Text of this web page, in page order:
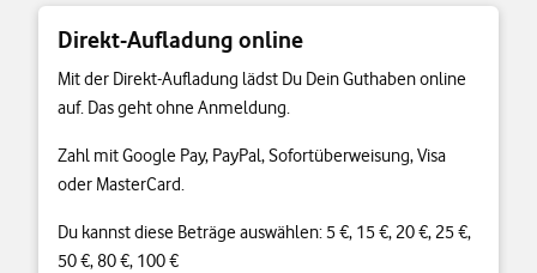
Direkt-Aufladung online
Mit der Direkt-Aufladung lädst Du Dein Guthaben online
auf. Das geht ohne Anmeldung.
Zahl mit Google Pay, PayPal, Sofortüberweisung, Visa
oder MasterCard.
Du kannst diese Beträge auswählen: 5 €, 15 €, 20 €, 25 €,
50 €, 80 €, 100 €